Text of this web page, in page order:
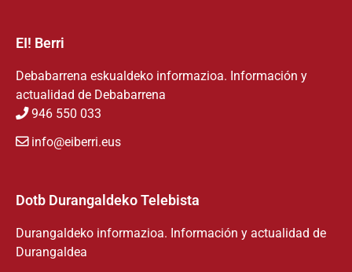
EI! Berri
Debabarrena eskualdeko informazioa. Información y
actualidad de Debabarrena
946 550 033
info@eiberri.eus
Dotb Durangaldeko Telebista
Durangaldeko informazioa. Información y actualidad de
Durangaldea